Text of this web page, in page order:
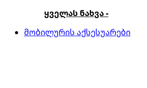
ყველას ნახვა -
მობილურის აქსესუარები